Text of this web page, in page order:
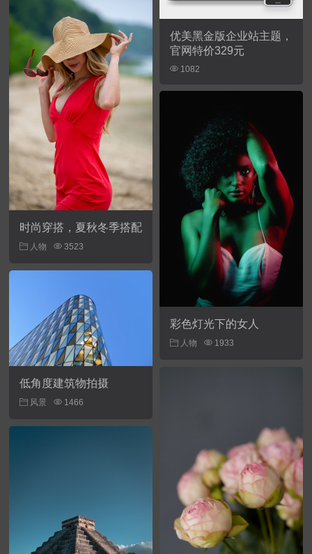
优美黑金版企业站主题，
官网特价329元
1082
时尚穿搭，夏秋冬季搭配
人物 3523
彩色灯光下的女人
人物 1933
低角度建筑物拍摄
风景 1466